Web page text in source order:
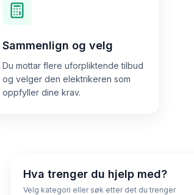
Sammenlign og velg
Du mottar flere uforpliktende tilbud
og velger den elektrikeren som
oppfyller dine krav.
Hva trenger du hjelp med?
Velg kategori eller søk etter det du trenger